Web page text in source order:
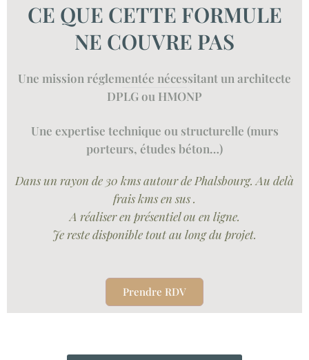
CE QUE CETTE FORMULE
NE COUVRE PAS
Une mission réglementée nécessitant un architecte
DPLG ou HMONP
Une expertise technique ou structurelle (murs
porteurs, études béton…)
Dans un rayon de 30 kms autour de Phalsbourg. Au delà
frais kms en sus .
A réaliser en présentiel ou en ligne.
Je reste disponible tout au long du projet.
Prendre RDV